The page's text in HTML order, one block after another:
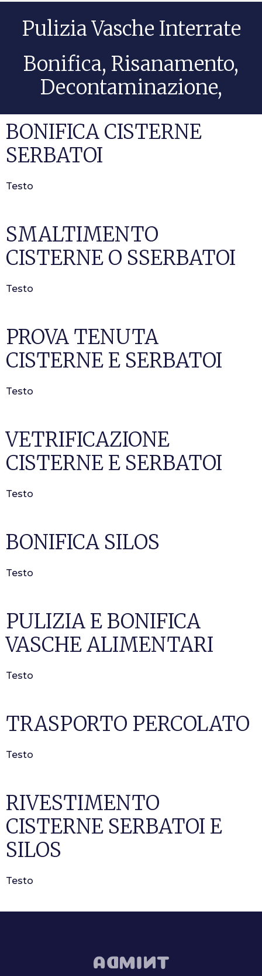
Pulizia Vasche Interrate
Bonifica, Risanamento,
Decontaminazione,
BONIFICA CISTERNE
SERBATOI
Testo
SMALTIMENTO
CISTERNE O SSERBATOI
Testo
PROVA TENUTA
CISTERNE E SERBATOI
Testo
VETRIFICAZIONE
CISTERNE E SERBATOI
Testo
BONIFICA SILOS
Testo
PULIZIA E BONIFICA
VASCHE ALIMENTARI
Testo
TRASPORTO PERCOLATO
Testo
RIVESTIMENTO
CISTERNE SERBATOI E
SILOS
Testo